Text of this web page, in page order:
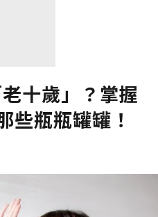
十歲」？掌握
些瓶瓶罐罐！